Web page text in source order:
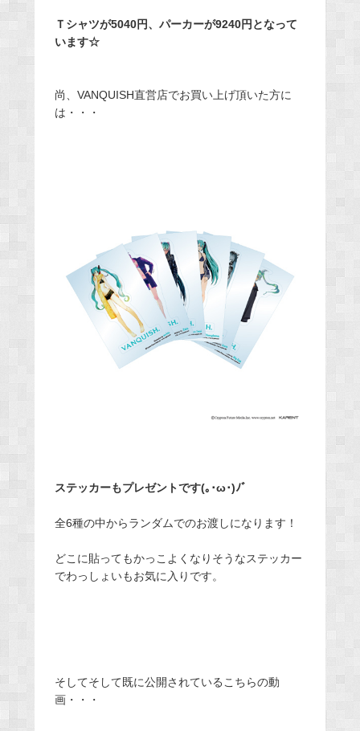
Ｔシャツが5040円、パーカーが9240円となって
います☆
尚、VANQUISH直営店でお買い上げ頂いた方に
は・・・
ステッカーもプレゼントです(｡･ω･)ﾉﾞ
全6種の中からランダムでのお渡しになります！
どこに貼ってもかっこよくなりそうなステッカー
でわっしょいもお気に入りです。
そしてそして既に公開されているこちらの動
画・・・